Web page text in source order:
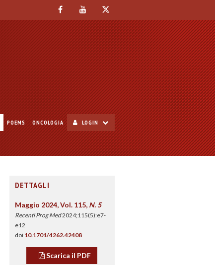
POEMS ONCOLOGIA LOGIN
DETTAGLI
Maggio 2024, Vol. 115, N. 5
Recenti Prog Med2024;115(5):e7-
e12
doi 10.1701/4262.42408
Scarica il PDF